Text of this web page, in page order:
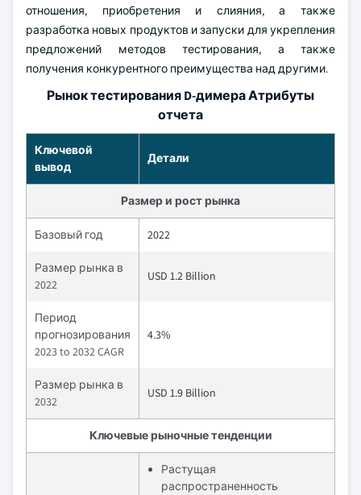
отношения, приобретения и слияния, а также
разработка новых продуктов и запуски для укрепления
предложений методов тестирования, а также
получения конкурентного преимущества над другими.
Рынок тестирования D-димера Атрибуты
отчета
Ключевой
вывод
Детали
Размер и рост рынка
Базовый год 2022
Размер рынка в
2022
USD 1.2 Billion
Период
прогнозирования
2023 to 2032 CAGR
4.3%
Размер рынка в
2032
USD 1.9 Billion
Ключевые рыночные тенденции
Растущая
распространенность